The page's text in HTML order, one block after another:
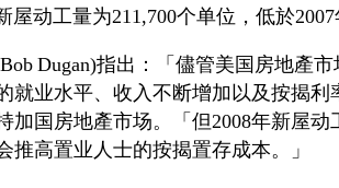
动工量为211,700个单位，低於2007
Dugan)指出：「儘管美国房地產
就业水平、收入不断增加以及按揭利
加国房地產市场。「但2008年新屋
推高置业人士的按揭置存成本。」